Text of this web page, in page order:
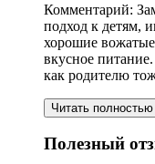
Комментарий:
подход к детям,
хорошие
вкусное питание
как родителю
Читать полностью
Полезный